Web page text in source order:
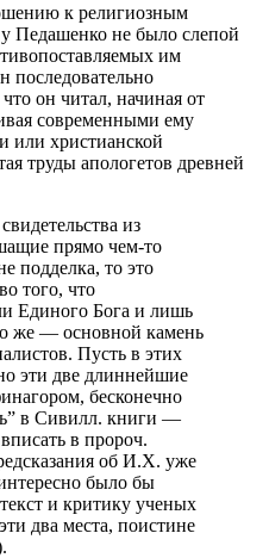
к религиозным
Педашенко не было слепой
им
последовательно
он читал, начиная от
современными ему
или христианской
труды апологетов древней
из
прямо чем-то
подделка, то это
того, что
Единого Бога и лишь
же — основной камень
Пусть в этих
эти две длиннейшие
бесконечно
в Сивилл. книги —
в пророч.
об И.Х. уже
было бы
и критику ученых
два места, поистине